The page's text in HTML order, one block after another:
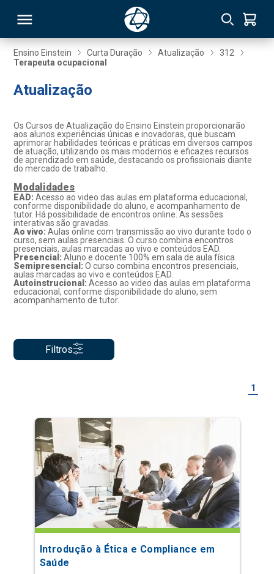
Ensino Einstein Curta Duração Atualização
312
Terapeuta ocupacional
Atualização
Os Cursos de Atualização do Ensino Einstein proporcionarão
aos alunos experiências únicas e inovadoras, que buscam
aprimorar habilidades teóricas e práticas em diversos campos
de atuação, utilizando os mais modernos e eficazes recursos
de aprendizado em saúde, destacando os profissionais diante
do mercado de trabalho.
Modalidades
EAD:Acesso ao video das aulas em plataforma educacional,
conforme disponibilidade do aluno, e acompanhamento de
tutor. Há possibilidade de encontros online. As sessões
interativas são gravadas.
Ao vivo: Aulas online com transmissão ao vivo durante todo o
curso, sem aulas presenciais. O curso combina encontros
presenciais, aulas marcadas ao vivo e conteúdos EAD.
Presencial:Aluno e docente 100% em sala de aula física.
Semipresencial:O curso combina encontros presenciais,
aulas marcadas ao vivo e conteúdos EAD.
Autoinstrucional:Acesso ao video das aulas em plataforma
educacional, conforme disponibilidade do aluno, sem
acompanhamento de tutor.
Filtros
1
Introdução à Ética e Compliance em
Saúde